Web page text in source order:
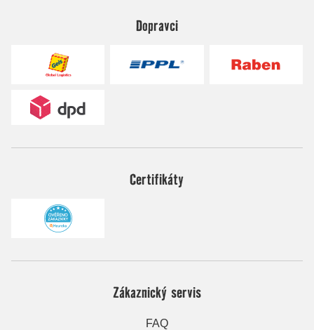
Dopravci
Certifikáty
Zákaznický servis
FAQ